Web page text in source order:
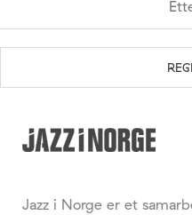
Jazz i Norge er et